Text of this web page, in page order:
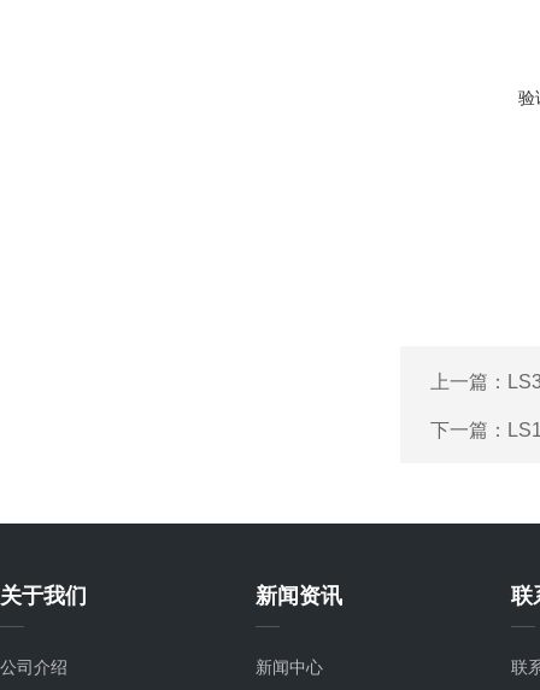
验
上一篇：
下一篇：
关于我们
公司介绍
新闻资讯
新闻中心
联
联